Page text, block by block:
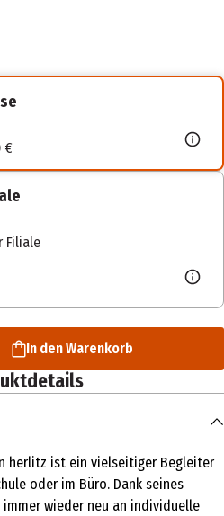
€
Filiale
In den Warenkorb
herlitz ist ein vielseitiger Begleiter
oder im Büro. Dank seines
wieder neu an individuelle